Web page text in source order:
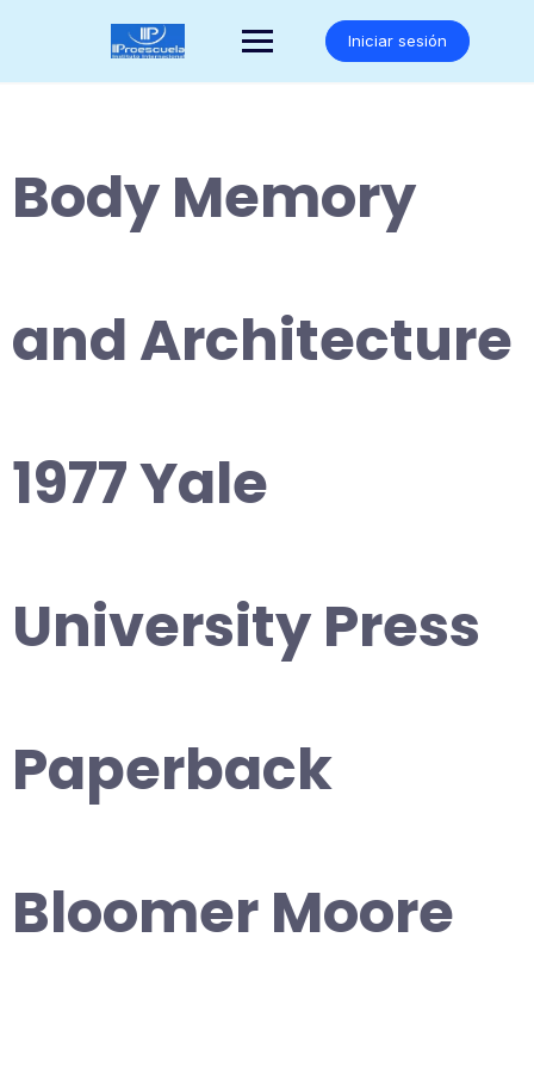
Iniciar sesión
Body Memory
and Architecture
1977 Yale
University Press
Paperback
Bloomer Moore